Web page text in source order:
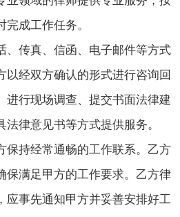
成工作任务。
、传真、信函、电子邮件等方式
以经双方确认的形式进行咨询回
进行现场调查、提交书面法律建
律意见书等方式提供服务。
保持经常通畅的工作联系。乙方
保满足甲方的工作要求。乙方律
应事先通知甲方并妥善安排好工